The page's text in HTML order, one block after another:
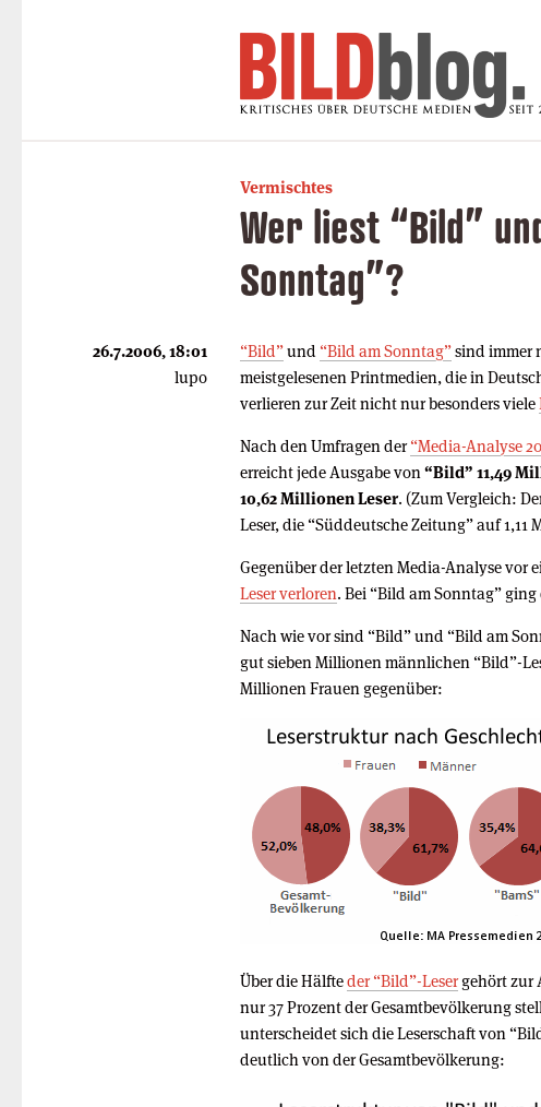
Vermischtes
Wer liest “Bild”
Sonntag”?
“Bild”und “Bild am Sonntag”sind immer
meistgelesenen Printmedien, die in
verlieren zur Zeit nicht nur besonders viele
Nach den Umfragen der“Media-Analyse
erreicht jede Ausgabe von “Bild” 11,49
10,62 Millionen Leser. (Zum Vergleich:
Leser, die “Süddeutsche Zeitung” auf 1,11
Gegenüber der letzten Media-Analyse vor
Leser verloren. Bei “Bild am Sonntag”
Nach wie vor sind “Bild” und “Bild am
gut sieben Millionen männlichen “Bild”-
Millionen Frauen gegenüber:
Über die Hälfteder “Bild”-Lesergehört zur
nur 37 Prozent der Gesamtbevölkerung
unterscheidet sich die Leserschaft von
deutlich von der Gesamtbevölkerung:
26.7.2006, 18:01
lupo